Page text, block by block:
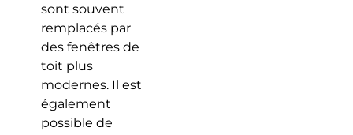
sont souvent
remplacés par
des fenêtres de
toit plus
modernes. Il est
également
possible de